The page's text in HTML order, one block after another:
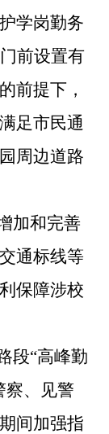
学岗勤务
前设置有
前提下，
足市民通
周边道路
加和完善
通标线等
保障涉校
段“高峰勤
察、见警
间加强指